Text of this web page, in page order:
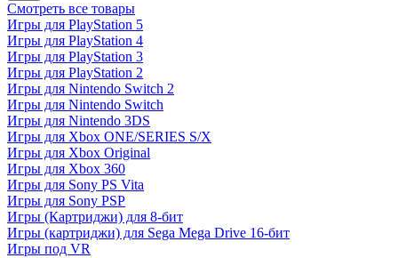
Смотреть все товары
Игры для PlayStation 5
Игры для PlayStation 4
Игры для PlayStation 3
Игры для PlayStation 2
Игры для Nintendo Switch 2
Игры для Nintendo Switch
Игры для Nintendo 3DS
Игры для Xbox ONE/SERIES S/X
Игры для Xbox Original
Игры для Xbox 360
Игры для Sony PS Vita
Игры для Sony PSP
Игры (Картриджи) для 8-бит
Игры (картриджи) для Sega Mega Drive 16-бит
Игры под VR